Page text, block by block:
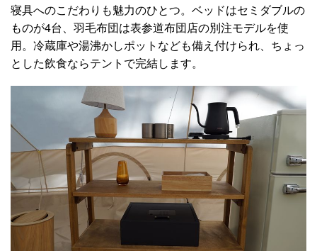
寝具へのこだわりも魅力のひとつ。ベッドはセミダブルの
ものが4台、羽毛布団は表参道布団店の別注モデルを使
用。冷蔵庫や湯沸かしポットなども備え付けられ、ちょっ
とした飲食ならテントで完結します。